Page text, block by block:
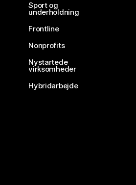
Sport og
underholdning
Frontline
Nonprofits
Nystartede
virksomheder
Hybridarbejde